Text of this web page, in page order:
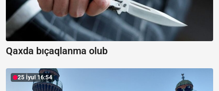
Qaxda bıçaqlanma olub
25 İyul 16:54